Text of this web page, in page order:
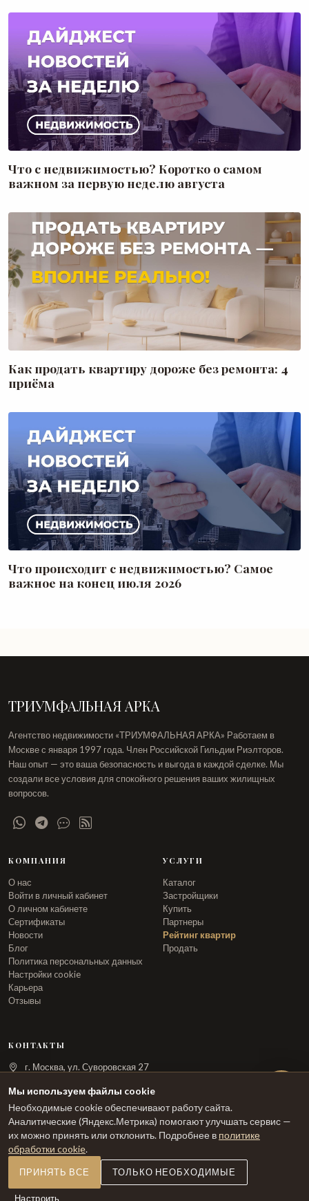
Что с недвижимостью? Коротко о самом
важном за первую неделю августа
Как продать квартиру дороже без ремонта: 4
приёма
Что происходит с недвижимостью? Самое
важное на конец июля 2026
ТРИУМФАЛЬНАЯ АРКА
Агентство недвижимости «ТРИУМФАЛЬНАЯ АРКА» Работаем в
Москве с января 1997 года. Член Российской Гильдии Риэлторов.
Наш опыт — это ваша безопасность и выгода в каждой сделке. Мы
создали все условия для спокойного решения ваших жилищных
вопросов.
КОМПАНИЯ
О нас
Войти в личный кабинет
О личном кабинете
Сертификаты
Новости
Блог
Политика персональных данных
Настройки cookie
Карьера
Отзывы
УСЛУГИ
Каталог
Застройщики
Купить
Партнеры
Рейтинг квартир
Продать
КОНТАКТЫ
г. Москва, ул. Суворовская 27
ЗАКАЗАТЬ ЗВОНОК
Мы используем файлы cookie
Необходимые cookie обеспечивают работу сайта.
Аналитические (Яндекс.Метрика) помогают улучшать сервис —
их можно принять или отклонить. Подробнее в политике
обработки cookie.
ПРИНЯТЬ ВСЕ ТОЛЬКО НЕОБХОДИМЫЕ
Настроить